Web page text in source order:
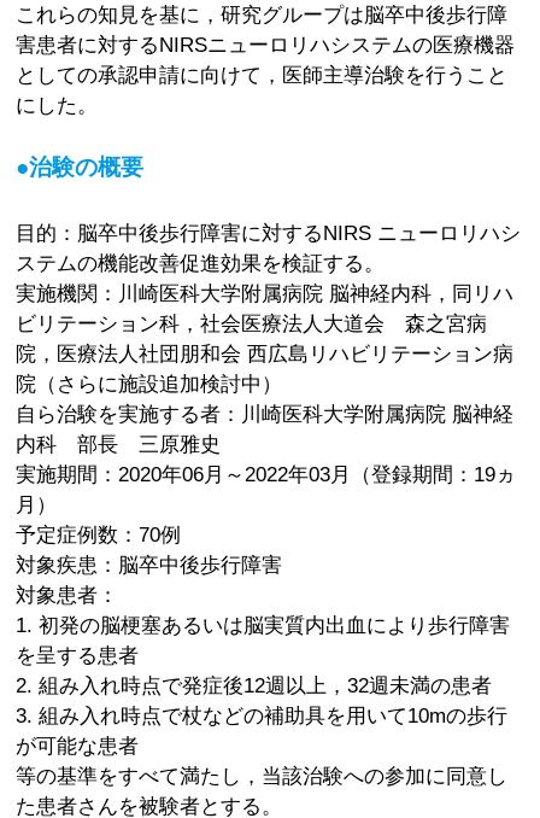
これらの知見を基に，研究グループは脳卒中後歩行障
害患者に対するNIRSニューロリハシステムの医療機器
としての承認申請に向けて，医師主導治験を行うこと
にした。
●治験の概要
目的：脳卒中後歩行障害に対するNIRS ニューロリハシ
ステムの機能改善促進効果を検証する。
実施機関：川崎医科大学附属病院 脳神経内科，同リハ
ビリテーション科，社会医療法人大道会 森之宮病
院，医療法人社団朋和会 西広島リハビリテーション病
院（さらに施設追加検討中）
自ら治験を実施する者：川崎医科大学附属病院 脳神経
内科 部長 三原雅史
実施期間：2020年06月～2022年03月（登録期間：19ヵ
月）
予定症例数：70例
対象疾患：脳卒中後歩行障害
対象患者：
1. 初発の脳梗塞あるいは脳実質内出血により歩行障害
を呈する患者
2. 組み入れ時点で発症後12週以上，32週未満の患者
3. 組み入れ時点で杖などの補助具を用いて10mの歩行
が可能な患者
等の基準をすべて満たし，当該治験への参加に同意し
た患者さんを被験者とする。